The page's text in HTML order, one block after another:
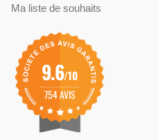
Ma liste de souhaits
9.6/10
754 AVIS